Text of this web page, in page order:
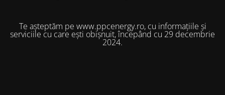
Te așteptăm pe www.ppcenergy.ro, cu informațiile și
serviciile cu care ești obișnuit, începând cu 29 decembrie
2024.